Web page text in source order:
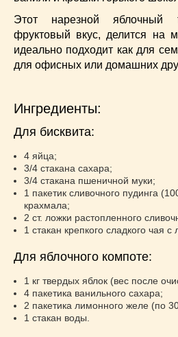
Рыба
(45)
Салаты(33)
Советы(42)
Соусы(8)
Торты(52)
Украинская кухня
Фото еды
Французская кухня(22)
Хлеб(21)
Что приготовить из тыквы(14)
Что приготовить на завтрак?(68)
Что приготовить на ужин?(254)
Этот нарезной яблочный
фруктовый вкус, делится на
идеально подходит как для
для офисных или домашних
Ингредиенты:
Для бисквита:
4 яйца;
3/4 стакана сахара;
3/4 стакана пшеничной муки;
1 пакетик сливочного пудинга
крахмала;
2 ст. ложки растопленного
1 стакан крепкого сладкого чая с
Для яблочного компоте:
1 кг твердых яблок (вес после
4 пакетика ванильного сахара;
2 пакетика лимонного желе (по
1 стакан воды.